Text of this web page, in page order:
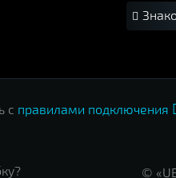
с правилами подключения
©